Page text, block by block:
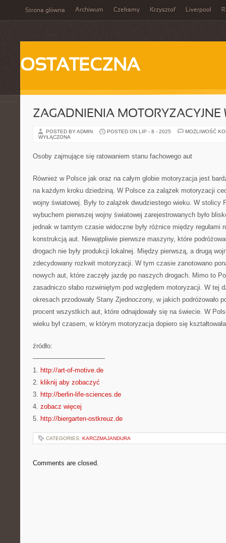
Strona główna Archiwum Czekamy Krzysztof Liverpool
OSTATECZNA
ZAGADNIENIA MOTORYZACYJNE
POSTED BY ADMIN POSTED ON LIP - 8 - 2025
MOŻLIWOŚĆ
WYŁĄCZONA
Osoby zajmujące się ratowaniem stanu fachowego aut
Również w Polsce jak oraz na całym globie motoryzacja jest
na każdym kroku dziedziną. W Polsce za zalążek motoryzacji
wojny światowej. Były to zalążek dwudziestego wieku. W stolicy
wybuchem pierwszej wojny światowej zarejestrowanych było
jednak w tamtym czasie widoczne były różnice między regułami
konstrukcją aut. Niewątpliwie pierwsze maszyny, które
drogach nie były produkcji lokalnej. Między pierwszą, a drugą
zdecydowany rozkwit motoryzacji. W tym czasie zanotowano
nowych aut, które zaczęły jazdę po naszych drogach. Mimo to
zasadniczo słabo rozwiniętym pod względem motoryzacji. W tej
okresach przodowały Stany Zjednoczony, w jakich podróżowało
procent wszystkich aut, które odnajdowały się na świecie. W
wieku był czasem, w którym motoryzacja dopiero się
źródło:
———————————
1. http://art-of-motive.de
2. kliknij aby zobaczyć
3. http://berlin-life-sciences.de
4. zobacz więcej
5. http://biergarten-ostkreuz.de
CATEGORIES: KARCZMAJANDURA
Comments are closed.